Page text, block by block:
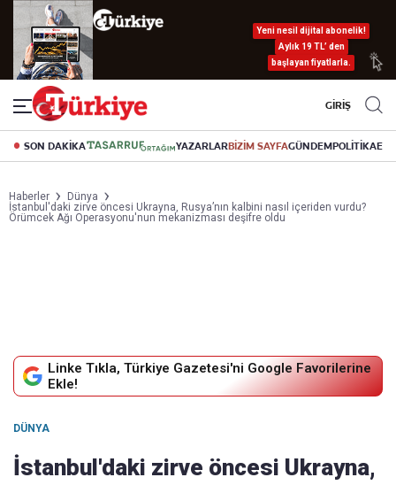
Yeni nesil dijital abonelik!
Aylık 19 TL’ den
başlayan fiyatlarla.
GİRİŞ
SON DAKİKA YAZARLARBİZİM SAYFAGÜNDEMPOLİTİKA
Haberler
Dünya
İstanbul'daki zirve öncesi Ukrayna, Rusya’nın kalbini nasıl içeriden vurdu?
Örümcek Ağı Operasyonu'nun mekanizması deşifre oldu
Linke Tıkla, Türkiye Gazetesi'ni Google Favorilerine
Ekle!
DÜNYA
İstanbul'daki zirve öncesi Ukrayna,